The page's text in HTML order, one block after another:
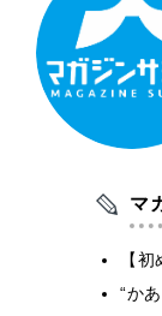
マ
【
“か